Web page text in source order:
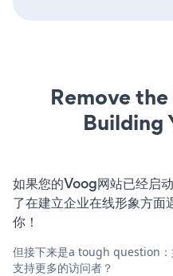
Remove
Building
如果您的Voog网站已经启
了在建立企业在线形象方
你！
但接下来是a tough question
支持更多的访问者？